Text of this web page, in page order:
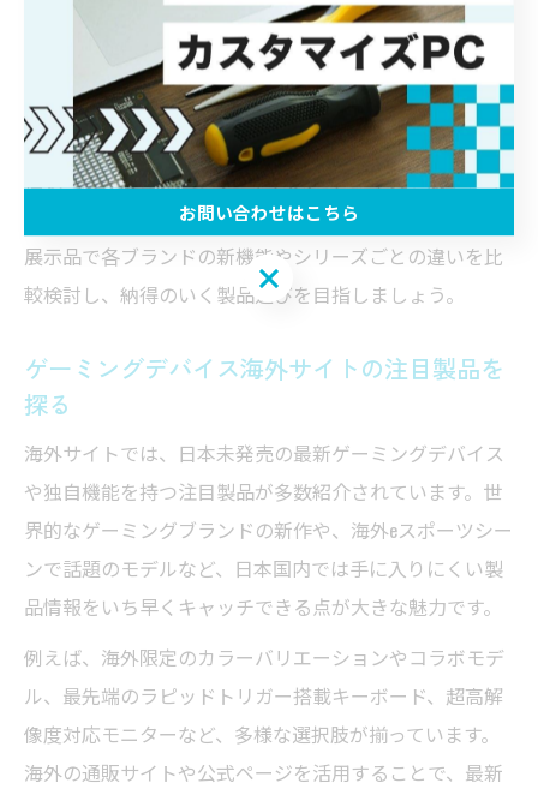
をチェックしておくと良いでしょう。店舗独自のセット
販売やカスタマイズサービスを活用することで、自分だ
けの最適なゲーミング環境を作り上げることが可能で
す。
経験の浅い方は、スタッフに人気モデルや売れ筋ランキ
ングを聞いてみるのがおすすめです。上級者の場合は、
展示品で各ブランドの新機能やシリーズごとの違いを比
較検討し、納得のいく製品選びを目指しましょう。
ゲーミングデバイス海外サイトの注目製品を
探る
海外サイトでは、日本未発売の最新ゲーミングデバイス
や独自機能を持つ注目製品が多数紹介されています。世
界的なゲーミングブランドの新作や、海外eスポーツシー
ンで話題のモデルなど、日本国内では手に入りにくい製
品情報をいち早くキャッチできる点が大きな魅力です。
例えば、海外限定のカラーバリエーションやコラボモデ
ル、最先端のラピッドトリガー搭載キーボード、超高解
像度対応モニターなど、多様な選択肢が揃っています。
海外の通販サイトや公式ページを活用することで、最新
お問い合わせはこちら
お問い合わせはこちら